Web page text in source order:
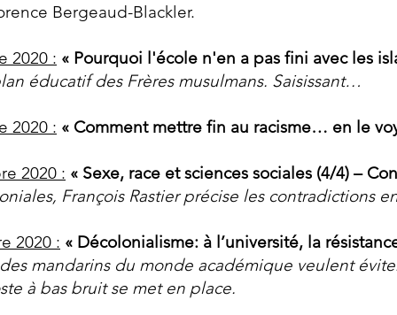
Bergeaud-Blackler.
2020 : « Pourquoi l'école n'en a pas fini avec les
éducatif des Frères musulmans. Saisissant…
2020 : « Comment mettre fin au racisme… en le
2020 : « Sexe, race et sciences sociales (4/4) –
François Rastier précise les contradictions
2020 : « Décolonialisme: à l’université, la
mandarins du monde académique veulent
à bas bruit se met en place.